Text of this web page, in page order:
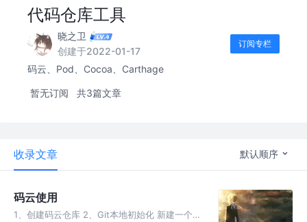
代码仓库工具
晓之卫
创建于2022-01-17
订阅专栏
码云、Pod、Cocoa、Carthage
暂无订阅 共3篇文章
收录文章 默认顺序
码云使用
1、创建码云仓库 2、Git本地初始化 新建一个目